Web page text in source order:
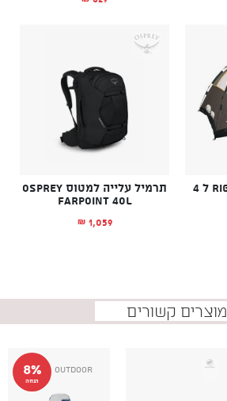
אוהל בן רגע RIGIDOME ל 4
תרמיל עלייה למטוס OSPREY
FARPOINT 40L
₪ 1,059
מוצרים קשורים
8%
הנחה
Outdoor